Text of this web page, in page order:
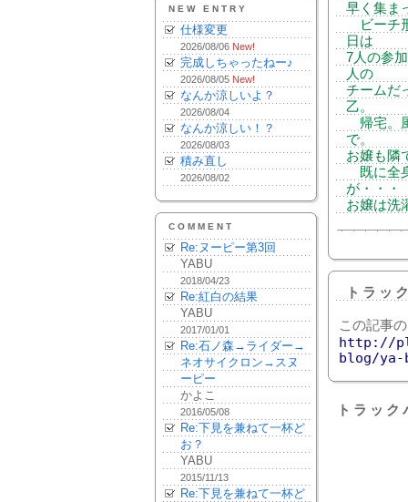
NEW ENTRY
仕様変更
2026/08/06 New!
完成しちゃったねー♪
2026/08/05 New!
なんか涼しいよ？
2026/08/04
なんか涼しい！？
2026/08/03
積み直し
2026/08/02
COMMENT
Re:ヌーピー第3回
YABU
2018/04/23
Re:紅白の結果
YABU
2017/01/01
Re:石ノ森→ライダー→
ネオサイクロン→スヌ
ーピー
かよこ
2016/05/08
Re:下見を兼ねて一杯ど
お？
YABU
2015/11/13
Re:下見を兼ねて一杯ど
早く集ま
ビーチ
日は
7人の参
人の
チームだ
乙。
帰宅。
で。
お嬢も隣
既に全
が・・・
お嬢は洗
トラッ
この記事
http://
blog/ya-
トラッ